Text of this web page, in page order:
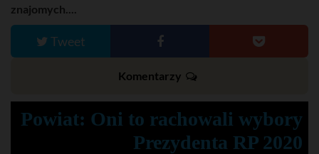
znajomych....
Tweet
Komentarzy
Powiat: Oni to rachowali wybory
Prezydenta RP 2020